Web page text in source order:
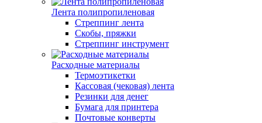
Лента полипропиленовая
Стреппинг лента
Скобы, пряжки
Стреппинг инструмент
Расходные материалы
Термоэтикетки
Кассовая (чековая) лента
Резинки для денег
Бумага для принтера
Почтовые конверты